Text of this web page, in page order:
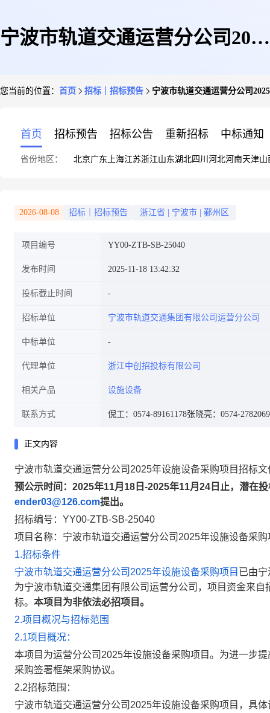
宁波市轨道交通运营分公司2025
您当前的位置： 首页 招标｜招标预告 宁波市轨道交通运营分公司
首页 招标预告 招标公告 重新招标 中标通知
省份地区： 北京广东 上海江苏浙江山东湖北四川 河北河南天津山
2026-08-08 招标｜招标预告 浙江省 宁波市 鄞州区
项目编号 YY00-ZTB-SB-25040
发布时间 2025-11-18 13:42:32
投标截止时间
招标单位 宁波市轨道交通集团有限公司运营分公司
中标单位
代理单位 浙江中创招投标有限公司
相关产品 设施设备
联系方式 倪工：0574-89161178张晓亮：0574-
正文内容
宁波市轨道交通运营分公司2025年设施设备采购项目招标
预公示时间：2025年11月 18 日-2025年11月 24 日止，潜在
ender03@126.com提出。
招标编号：YY00-ZTB-SB-25040
项目名称：宁波市轨道交通运营分公司2025年设施设备采购
1.招标条件
宁波市轨道交通运营分公司2025年设施设备采购项目 已由
为宁波市轨道交通集团有限公司运营分公司，项目资金来
标。 本项目为非依法必招项目。
2.项目概况与招标范围
2.1项目概况：
本项目为运营分公司2025年设施设备采购项目。为进一步
采购签署框架采购协议。
2.2招标范围：
宁波市轨道交通运营分公司2025年设施设备采购项目，具